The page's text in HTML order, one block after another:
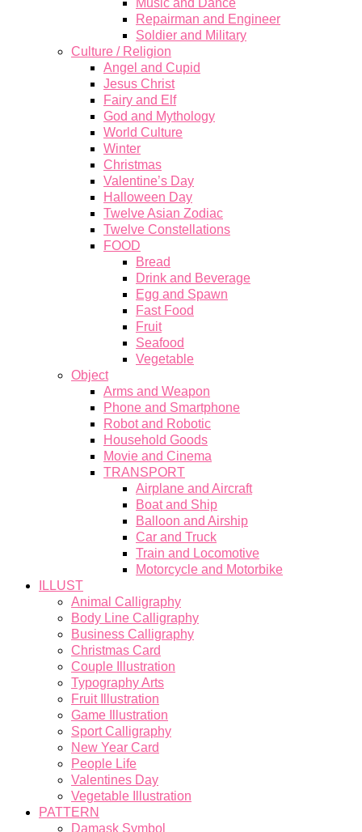
Music and Dance
Repairman and Engineer
Soldier and Military
Culture / Religion
Angel and Cupid
Jesus Christ
Fairy and Elf
God and Mythology
World Culture
Winter
Christmas
Valentine’s Day
Halloween Day
Twelve Asian Zodiac
Twelve Constellations
FOOD
Bread
Drink and Beverage
Egg and Spawn
Fast Food
Fruit
Seafood
Vegetable
Object
Arms and Weapon
Phone and Smartphone
Robot and Robotic
Household Goods
Movie and Cinema
TRANSPORT
Airplane and Aircraft
Boat and Ship
Balloon and Airship
Car and Truck
Train and Locomotive
Motorcycle and Motorbike
ILLUST
Animal Calligraphy
Body Line Calligraphy
Business Calligraphy
Christmas Card
Couple Illustration
Typography Arts
Fruit Illustration
Game Illustration
Sport Calligraphy
New Year Card
People Life
Valentines Day
Vegetable Illustration
PATTERN
Damask Symbol